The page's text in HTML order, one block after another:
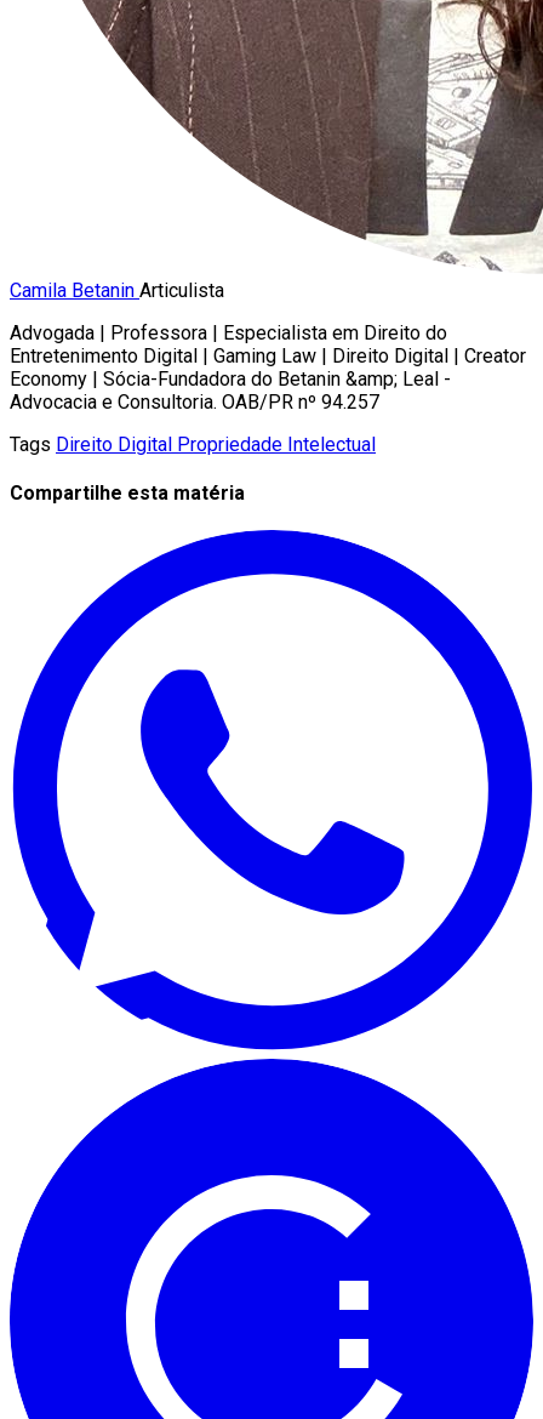
Camila Betanin Articulista
Advogada | Professora | Especialista em Direito do
Entretenimento Digital | Gaming Law | Direito Digital | Creator
Economy | Sócia-Fundadora do Betanin &amp; Leal -
Advocacia e Consultoria. OAB/PR nº 94.257
Tags Direito Digital Propriedade Intelectual
Compartilhe esta matéria